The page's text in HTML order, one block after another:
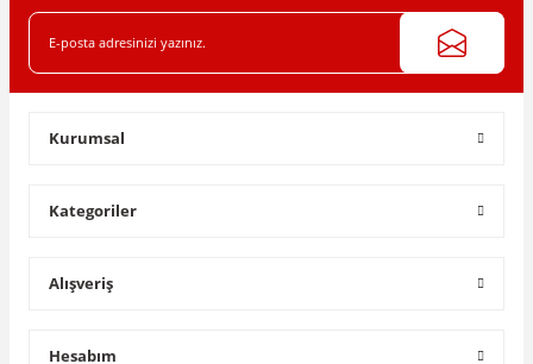
Kurumsal
Kategoriler
Alışveriş
Hesabım